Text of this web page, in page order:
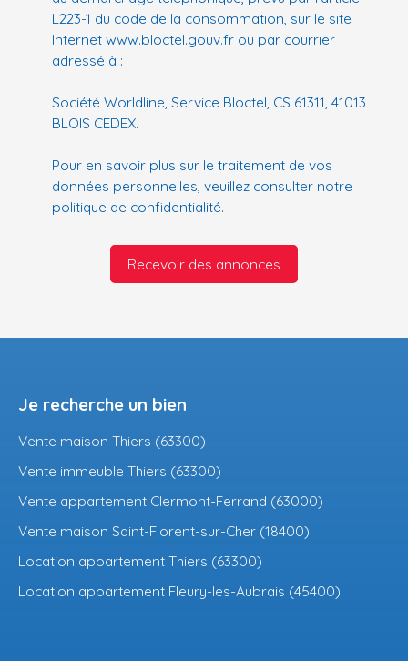
L223-1 du code de la consommation, sur le site
Internet www.bloctel.gouv.fr ou par courrier
adressé à :
Société Worldline, Service Bloctel, CS 61311, 41013
BLOIS CEDEX.
Pour en savoir plus sur le traitement de vos
données personnelles, veuillez consulter notre
politique de confidentialité.
Recevoir des annonces
Je recherche un bien
Vente maison Thiers (63300)
Vente immeuble Thiers (63300)
Vente appartement Clermont-Ferrand (63000)
Vente maison Saint-Florent-sur-Cher (18400)
Location appartement Thiers (63300)
Location appartement Fleury-les-Aubrais (45400)